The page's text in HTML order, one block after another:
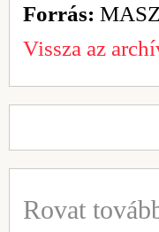
Forrás:
Vissza az
Rovat